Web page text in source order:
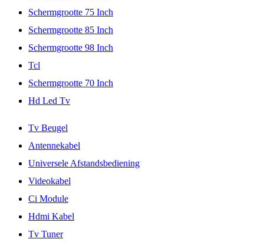
Schermgrootte 75 Inch
Schermgrootte 85 Inch
Schermgrootte 98 Inch
Tcl
Schermgrootte 70 Inch
Hd Led Tv
Tv Beugel
Antennekabel
Universele Afstandsbediening
Videokabel
Ci Module
Hdmi Kabel
Tv Tuner